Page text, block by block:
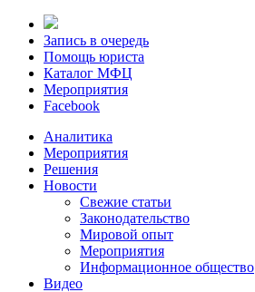
Запись в очередь
Помощь юриста
Каталог МФЦ
Мероприятия
Facebook
Аналитика
Мероприятия
Решения
Новости
Свежие статьи
Законодательство
Мировой опыт
Мероприятия
Информационное общество
Видео